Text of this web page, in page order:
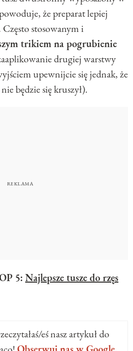
że preparat lepiej
Często stosowanym i
trikiem na pogrubienie
drugiej warstwy
upewnijcie się jednak, że
będzie się kruszył).
5: Najlepsze tusze do rzęs
eś nasz artykuł do